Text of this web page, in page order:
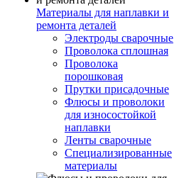
Материалы для наплавки и
ремонта деталей
Электроды сварочные
Проволока сплошная
Проволока
порошковая
Прутки присадочные
Флюсы и проволоки
для износостойкой
наплавки
Ленты сварочные
Специализированные
материалы